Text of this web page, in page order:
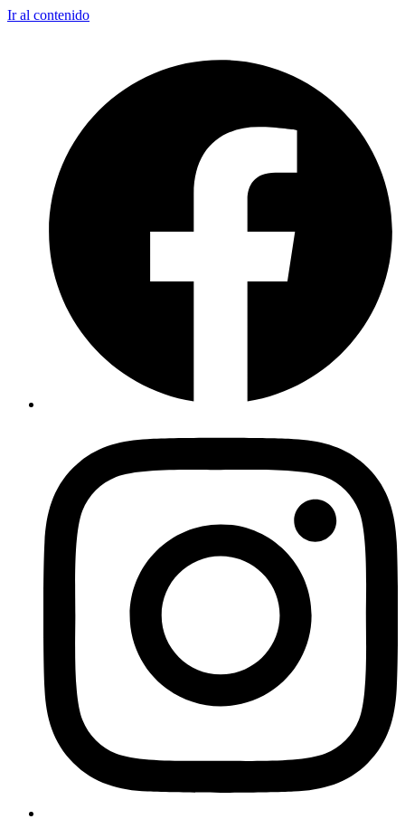
Ir al contenido